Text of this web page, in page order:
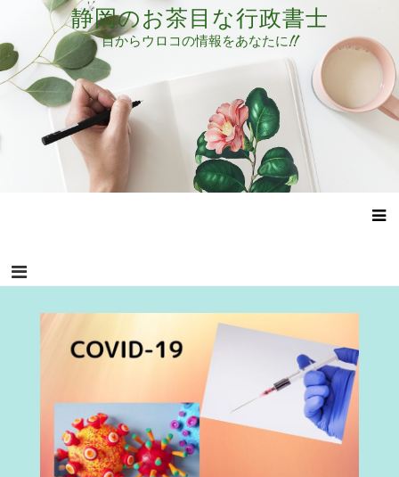
テ
ン
ツ
キ
静岡のお茶目な行政書士
目からウロコの情報をあなたに!!